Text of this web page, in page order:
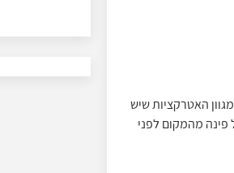
האטרקציות שיש
פינה מהמקום לפני